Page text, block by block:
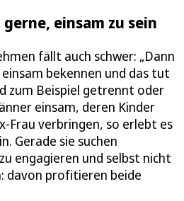
einsam zu sein
fällt auch schwer: „Dann
bekennen und das tut
zum Beispiel getrennt oder
einsam, deren Kinder
Frau verbringen, so erlebt es
Gerade sie suchen
engagieren und selbst nicht
davon profitieren beide